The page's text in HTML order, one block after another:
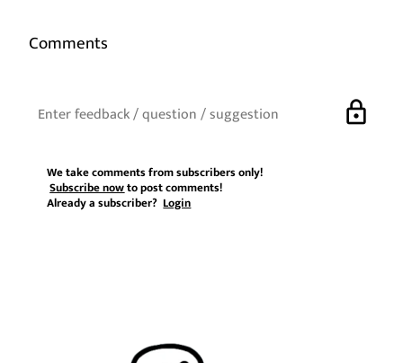
Comments
lock
We take comments from subscribers only!
Subscribe nowto post comments!
Already a subscriber?Login